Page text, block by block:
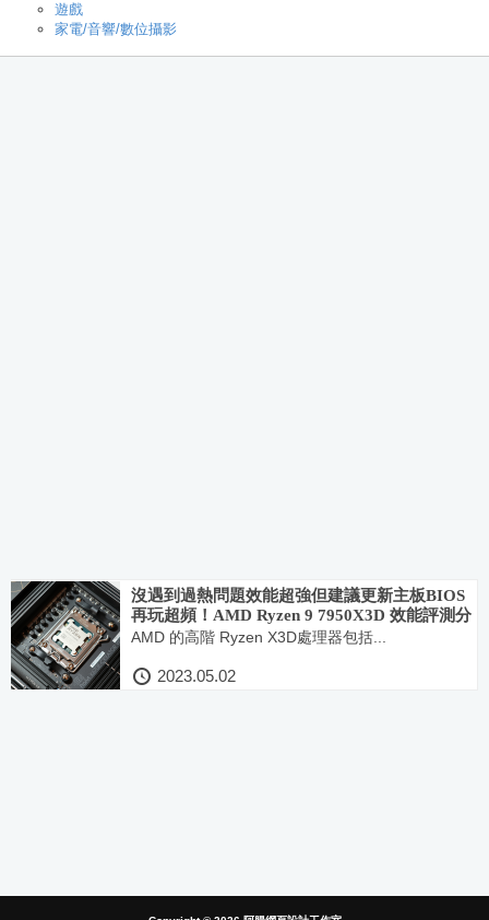
遊戲
家電/音響/數位攝影
沒遇到過熱問題效能超強但建議更新主板BIOS
再玩超頻！AMD Ryzen 9 7950X3D 效能評測分
享
AMD 的高階 Ryzen X3D處理器包括...
2023.05.02